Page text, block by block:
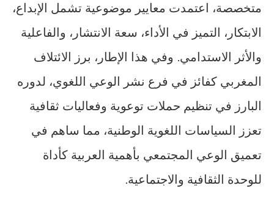
متخصصة، اعتمدت معايير موضوعية تشمل الإبداع،
الابتكار، التميز في الأداء، سعة الانتشار، والفاعلية
والأثر الاستدامي. وفي هذا الإطار، برز الائتلاف
المغربي كفائز في فرع نشر الوعي اللغوي، لدوره
البارز في تنظيم حملات توعوية وفعاليات ثقافية
تعزز السياسات اللغوية الوطنية، مما ساهم في
تعميق الوعي المجتمعي بأهمية العربية كأداة
للوحدة الثقافية والاجتماعية.